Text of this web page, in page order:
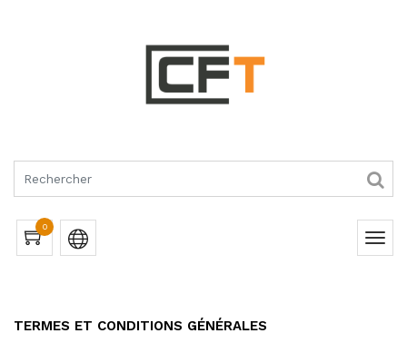
0
TERMES ET CONDITIONS GÉNÉRALES